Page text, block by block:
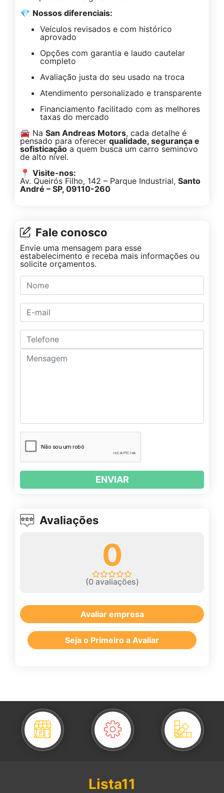
💎 Nossos diferenciais:
Veículos revisados e com histórico
aprovado
Opções com garantia e laudo cautelar
completo
Avaliação justa do seu usado na troca
Atendimento personalizado e transparente
Financiamento facilitado com as melhores
taxas do mercado
🚘 Na San Andreas Motors, cada detalhe é
pensado para oferecer qualidade, segurança e
sofisticação a quem busca um carro seminovo
de alto nível.
📍 Visite-nos:
Av. Queirós Filho, 142 – Parque Industrial, Santo
André – SP, 09110-260
Fale conosco
Envie uma mensagem para esse
estabelecimento e receba mais informações ou
solicite orçamentos.
ENVIAR
Avaliações
0
(0avaliações)
Avaliar empresa
Seja o Primeiro a Avaliar
Lista11